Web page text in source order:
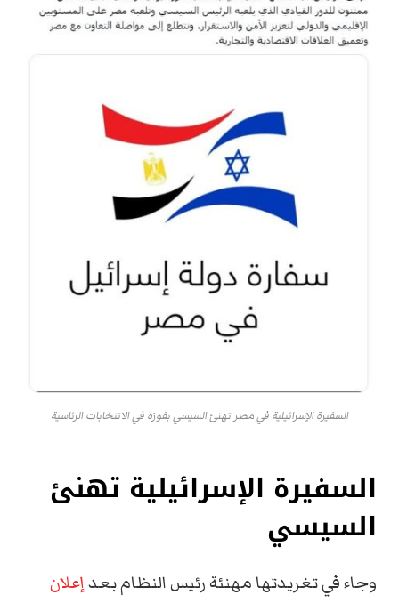
السفيرة الإسرائيلية في مصر تهنئ السيسي بفوزه في الانتخابات الرئاسية
السفيرة الإسرائيلية تهنئ
السيسي
وجاء في تغريدتها مهنئة رئيس النظام بعدإعلان